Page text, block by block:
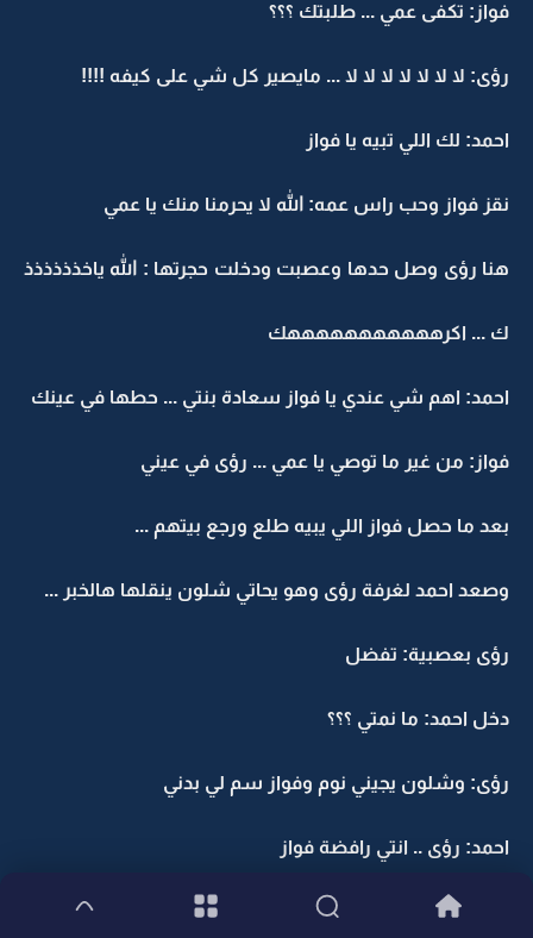
فواز: تكفى عمي ... طلبتك ؟؟؟
رؤى: لا لا لا لا لا لا لا ... مايصير كل شي على كيفه !!!!
احمد: لك اللي تبيه يا فواز
نقز فواز وحب راس عمه: الله لا يحرمنا منك يا عمي
هنا رؤى وصل حدها وعصبت ودخلت حجرتها : الله ياخذذذذذذ
ك ... اكرهههههههههههك
احمد: اهم شي عندي يا فواز سعادة بنتي ... حطها في عينك
فواز: من غير ما توصي يا عمي ... رؤى في عيني
بعد ما حصل فواز اللي يبيه طلع ورجع بيتهم ...
وصعد احمد لغرفة رؤى وهو يحاتي شلون ينقلها هالخبر ...
رؤى بعصبية: تفضل
دخل احمد: ما نمتي ؟؟؟
رؤى: وشلون يجيني نوم وفواز سم لي بدني
احمد: رؤى .. انتي رافضة فواز
هنا تحكمت رؤى باعصابها: لا ... من قال ؟؟؟